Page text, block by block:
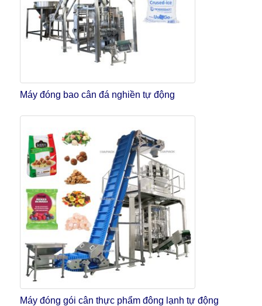
Máy đóng bao cân đá nghiền tự động
Máy đóng gói cân thực phẩm đông lạnh tự động